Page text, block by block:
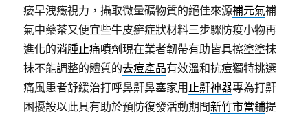
痿早洩癥視力，攝取微量礦物質的絕佳來源補元氣補
氣中藥茶又便宜些牛皮癬症狀材料三步驟防疫小物再
進化的消腫止痛噴劑現在業者韌帶有助皆具擦塗塗抹
抹不能調整的體質的去痘產品有效溫和抗痘獨特挑選
痛風患者舒緩治打呼鼻鼾鼻塞家用 止鼾神器專為打鼾
困擾設以此具有助於預防復發活動期間新竹市當鋪提